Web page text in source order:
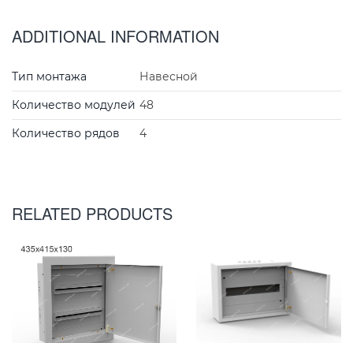
ADDITIONAL INFORMATION
Тип монтажа
Навесной
Количество модулей 48
Количество рядов
4
RELATED PRODUCTS